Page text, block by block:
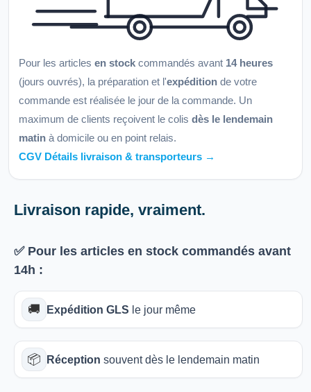
Pour les articles en stock commandés avant 14 heures
(jours ouvrés), la préparation et l'expédition de votre
commande est réalisée le jour de la commande. Un
maximum de clients reçoivent le colis dès le lendemain
matin à domicile ou en point relais.
CGV Détails livraison & transporteurs →
Livraison rapide, vraiment.
✅ Pour les articles en stock commandés avant
14h :
🚚 Expédition GLS le jour même
📦 Réception souvent dès le lendemain matin